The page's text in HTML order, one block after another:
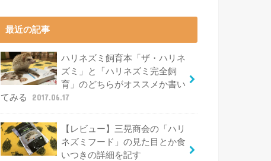
最近の記事
ハリネズミ飼育本「ザ・ハリネ
ズミ」と「ハリネズミ完全飼
育」のどちらがオススメか書い
てみる
2017.06.17
【レビュー】三晃商会の「ハリ
ネズミフード」の見た目とか食
いつきの詳細を記す